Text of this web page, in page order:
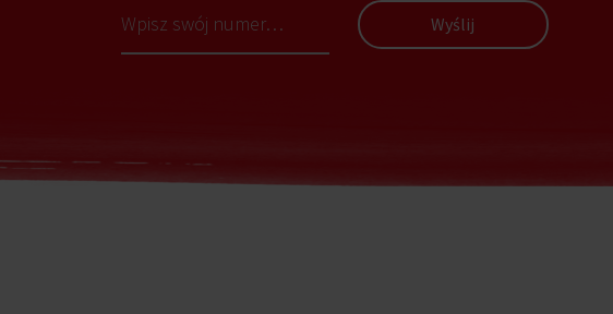
Wyślij